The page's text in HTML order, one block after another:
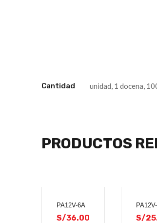
Cantidad unidad, 1 docena,
PRODUCTOS
PA12V-6A
S/36.00 S/